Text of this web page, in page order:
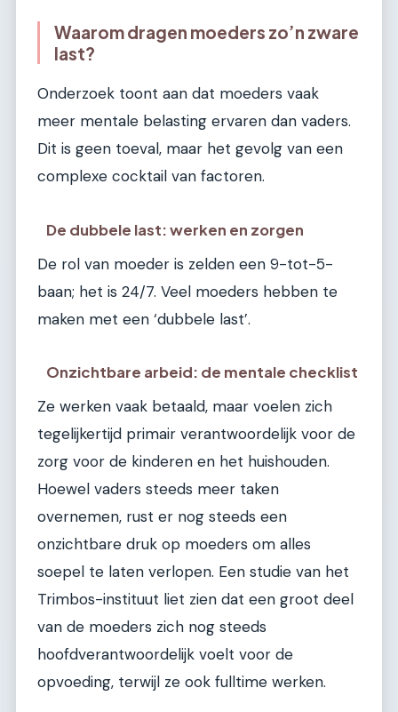
Waarom dragen moeders zo’n zware
last?
Onderzoek toont aan dat moeders vaak
meer mentale belasting ervaren dan vaders.
Dit is geen toeval, maar het gevolg van een
complexe cocktail van factoren.
De dubbele last: werken en zorgen
De rol van moeder is zelden een 9-tot-5-
baan; het is 24/7. Veel moeders hebben te
maken met een ‘dubbele last’.
Onzichtbare arbeid: de mentale checklist
Ze werken vaak betaald, maar voelen zich
tegelijkertijd primair verantwoordelijk voor de
zorg voor de kinderen en het huishouden.
Hoewel vaders steeds meer taken
overnemen, rust er nog steeds een
onzichtbare druk op moeders om alles
soepel te laten verlopen. Een studie van het
Trimbos-instituut liet zien dat een groot deel
van de moeders zich nog steeds
hoofdverantwoordelijk voelt voor de
opvoeding, terwijl ze ook fulltime werken.